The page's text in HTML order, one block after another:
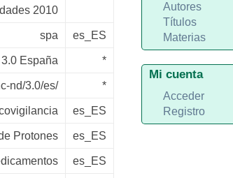
2010
spa es_ES
España *
nd/3.0/es/ *
es_ES
Protones es_ES
es_ES
Autores
Títulos
Materias
Mi cuenta
Acceder
Registro